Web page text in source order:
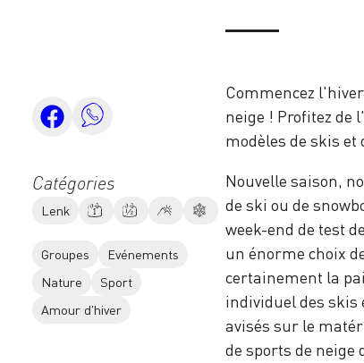
Catégories
Lenk
Groupes
Evénements
Nature
Sport
Amour d'hiver
Commencez
neige ! Profitez de
modèles de skis et
Nouvelle saison,
de ski ou de
week-end de test
un énorme choix
certainement la
individuel des skis
avisés sur le
de sports de neige